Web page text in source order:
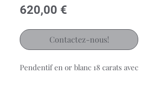
620,00 €
Contactez-nous!
Pendentif en or blanc 18 carats avec